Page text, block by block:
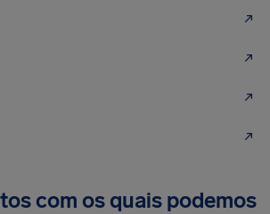
com os quais podemos